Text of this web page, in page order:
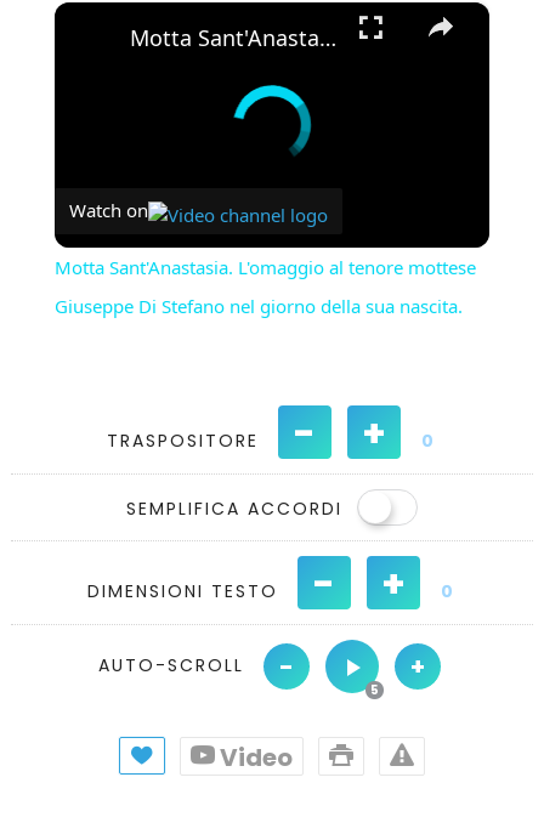
×
Motta Sant'Anastasia. L'omaggio al tenore mottese Giuseppe Di Stefano nel giorno della sua nascita.
Watch on
Motta Sant'Anastasia. L'omaggio al tenore mottese
Giuseppe Di Stefano nel giorno della sua nascita.
TRASPOSITORE - + 0
SEMPLIFICA ACCORDI
DIMENSIONI TESTO - + 0
AUTO-SCROLL - +
Video